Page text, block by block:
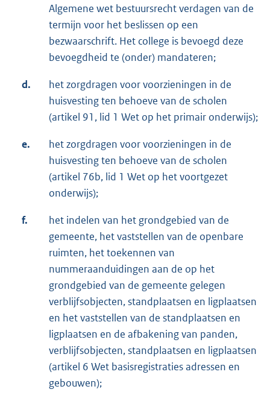
Algemene wet bestuursrecht verdagen van de
termijn voor het beslissen op een
bezwaarschrift. Het college is bevoegd deze
bevoegdheid te (onder) mandateren;
d.
het zorgdragen voor voorzieningen in de
huisvesting ten behoeve van de scholen
(artikel 91, lid 1 Wet op het primair onderwijs);
e.
het zorgdragen voor voorzieningen in de
huisvesting ten behoeve van de scholen
(artikel 76b, lid 1 Wet op het voortgezet
onderwijs);
f.
het indelen van het grondgebied van de
gemeente, het vaststellen van de openbare
ruimten, het toekennen van
nummeraanduidingen aan de op het
grondgebied van de gemeente gelegen
verblijfsobjecten, standplaatsen en ligplaatsen
en het vaststellen van de standplaatsen en
ligplaatsen en de afbakening van panden,
verblijfsobjecten, standplaatsen en ligplaatsen
(artikel 6 Wet basisregistraties adressen en
gebouwen);